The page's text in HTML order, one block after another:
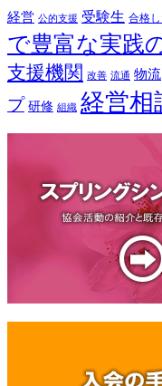
経営 公的支援 受験生 合格
で豊富な実践
支援機関 改善 流通 物流
プ 研修 組織 経営相